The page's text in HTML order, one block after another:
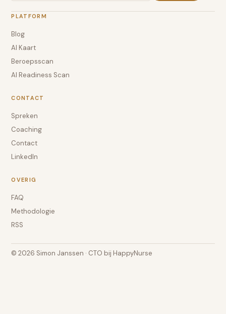
PLATFORM
Blog
AI Kaart
Beroepsscan
AI Readiness Scan
CONTACT
Spreken
Coaching
Contact
LinkedIn
OVERIG
FAQ
Methodologie
RSS
© 2026 Simon Janssen · CTO bij HappyNurse